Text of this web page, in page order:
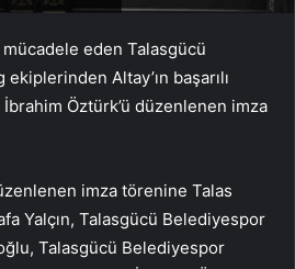
eden Talasgücü
Altay’ın başarılı
Öztürk’ü düzenlenen imza
imza törenine Talas
Yalçın, Talasgücü Belediyespor
Talasgücü Belediyespor